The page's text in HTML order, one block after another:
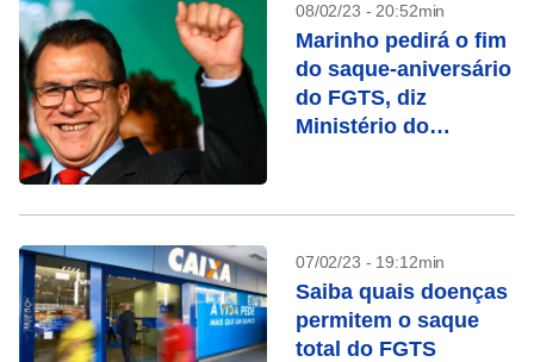
08/02/23 - 20:52min
Marinho pedirá o fim
do saque-aniversário
do FGTS, diz
Ministério do
07/02/23 - 19:12min
Saiba quais doenças
permitem o saque
total do FGTS